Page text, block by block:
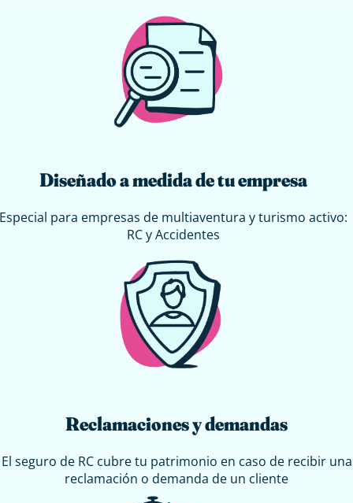
Diseñado a medida de tu empresa
Especial para empresas de multiaventura y turismo activo:
RC y Accidentes
Reclamaciones y demandas
El seguro de RC cubre tu patrimonio en caso de recibir una
reclamación o demanda de un cliente